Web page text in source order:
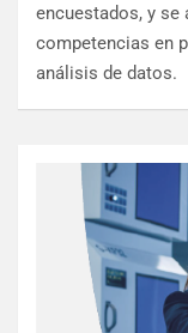
encuestados, y se
competencias en
análisis de datos.